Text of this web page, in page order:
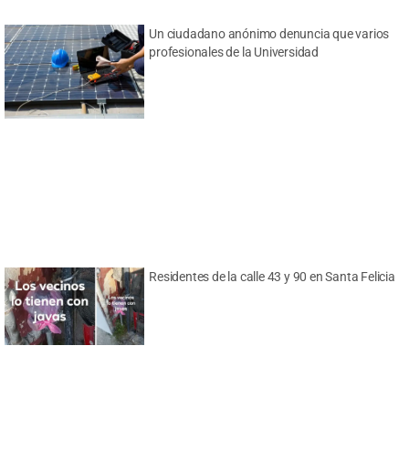
Un ciudadano anónimo denuncia que varios
profesionales de la Universidad
Residentes de la calle 43 y 90 en Santa Felicia